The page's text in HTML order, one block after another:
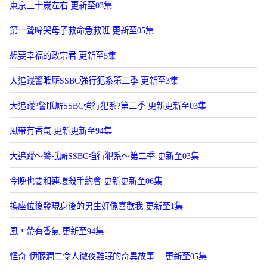
東京三十嵗左右 更新至03集
第一聲啼哭母子救命急救班 更新至05集
想要幸福的政宗君 更新至5集
大追蹤警眡厛SSBC強行犯系第二季 更新至3集
大追蹤?警眡厛SSBC強行犯系?第二季 更新更新至03集
風帶有香氣 更新更新至94集
大追蹤〜警眡厛SSBC強行犯系〜第二季 更新至03集
今晚也要和連環殺手約會 更新更新至06集
換座位後發現身後的男生好像喜歡我 更新至1集
風，帶有香氣 更新至94集
怪奇-伊藤潤二令人徹夜難眠的奇異故事－ 更新至05集